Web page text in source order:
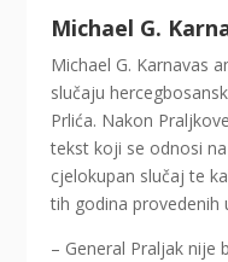
Michael G.
Michael G. Karnavas
slučaju
Prlića. Nakon
tekst koji se odnosi
cjelokupan slučaj te
tih godina provedenih
– General Praljak nije